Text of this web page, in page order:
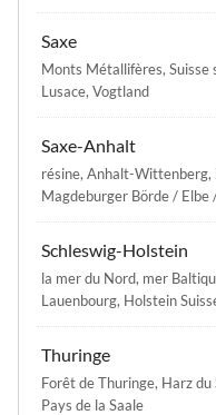
Saxe
Monts Métallifères, Suisse
Lusace, Vogtland
Saxe-Anhalt
résine, Anhalt-Wittenberg,
Magdeburger Börde / Elbe
Schleswig-Holstein
la mer du Nord, mer
Lauenbourg, Holstein
Thuringe
Forêt de Thuringe, Harz du
Pays de la Saale